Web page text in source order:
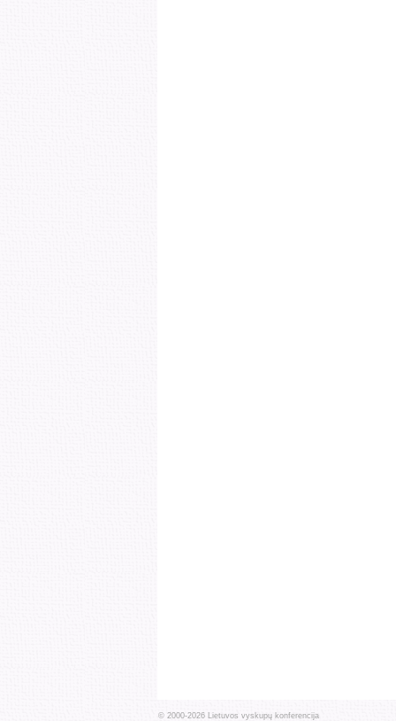
© 2000-2026 Lietuvos vyskupų konferencija